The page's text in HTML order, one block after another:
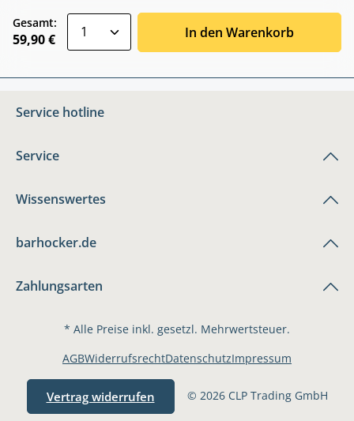
Gesamt:
59,90 € In den Warenkorb
Service hotline
Service
Wissenswertes
barhocker.de
Zahlungsarten
* Alle Preise inkl. gesetzl. Mehrwertsteuer.
Vertrag widerrufen © 2026 CLP Trading GmbH
AGBWiderrufsrechtDatenschutzImpressum